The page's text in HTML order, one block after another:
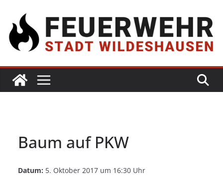
Baum auf PKW
Datum: 5. Oktober 2017 um 16:30 Uhr